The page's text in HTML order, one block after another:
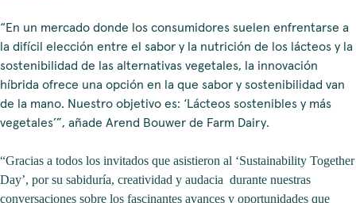
“En un mercado donde los consumidores suelen enfrentarse a
la difícil elección entre el sabor y la nutrición de los lácteos y la
sostenibilidad de las alternativas vegetales, la innovación
híbrida ofrece una opción en la que sabor y sostenibilidad van
de la mano. Nuestro objetivo es: ‘Lácteos sostenibles y más
vegetales’”, añade Arend Bouwer de Farm Dairy.
“Gracias a todos los invitados que asistieron al ‘Sustainability Together
Day’, por su sabiduría, creatividad y audacia durante nuestras
conversaciones sobre los fascinantes avances y oportunidades que